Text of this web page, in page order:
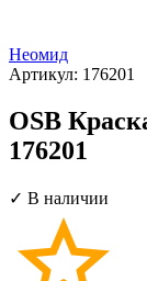
Неомид
Артикул: 176201
OSB
176201
✓ В наличии